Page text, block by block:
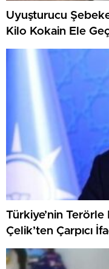
Uyuşturucu
Kilo Kokain Ele
Türkiye’nin
Çelik’ten Çarpıcı